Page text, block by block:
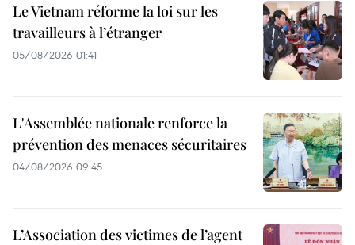
Le Vietnam réforme la loi sur les
travailleurs à l’étranger
05/08/2026 01:41
L'Assemblée nationale renforce la
prévention des menaces sécuritaires
04/08/2026 09:45
L’Association des victimes de l’agent